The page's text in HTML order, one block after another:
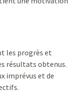
les progrès et
résultats obtenus.
imprévus et de